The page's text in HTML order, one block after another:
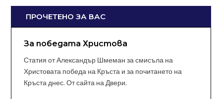
ПРОЧЕТЕНО ЗА ВАС
За победата Христова
Статия от Александър Шмеман за смисъла на
Христовата победа на Кръста и за почитането на
Кръста днес. От сайта на Двери.